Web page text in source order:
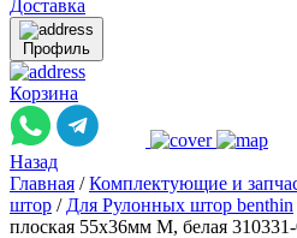
Доставка
Профиль
Корзина
Назад
Главная / Комплектующие и
штор / Для Рулонных штор benthin
плоская 55x36мм M, белая